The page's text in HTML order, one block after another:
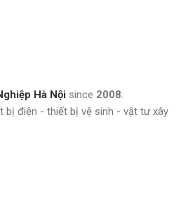
Hà Nội since 2008.
bị điện - thiết bị vệ sinh - vật tư xây